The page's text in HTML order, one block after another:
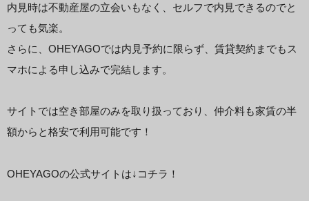
内見時は不動産屋の立会いもなく、セルフで内見できるのでと
っても気楽。
さらに、OHEYAGOでは内見予約に限らず、賃貸契約までもス
マホによる申し込みで完結します。
サイトでは空き部屋のみを取り扱っており、仲介料も家賃の半
額からと格安で利用可能です！
OHEYAGOの公式サイトは↓コチラ！